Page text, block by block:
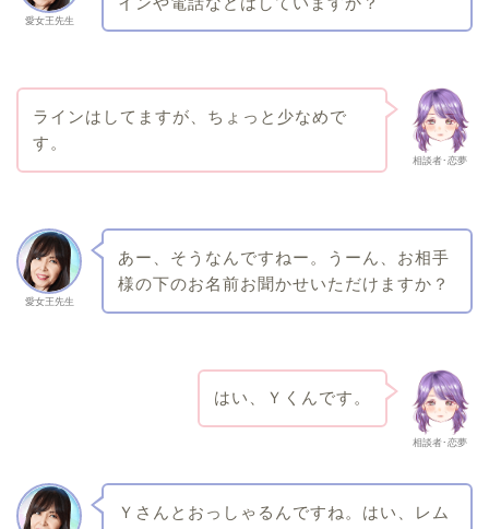
愛女王先生
相談者･恋夢
ラインはしてますが、ちょっと少なめで
す。
愛女王先生
あー、そうなんですねー。うーん、お相手
様の下のお名前お聞かせいただけますか？
相談者･恋夢
はい、Ｙくんです。
Ｙさんとおっしゃるんですね。はい、レム